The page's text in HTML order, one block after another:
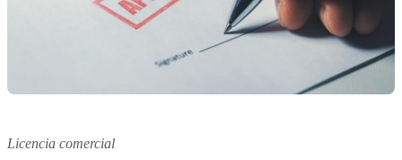
Licencia comercial